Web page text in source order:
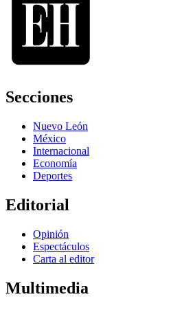
Secciones
Nuevo León
México
Internacional
Economía
Deportes
Editorial
Opinión
Espectáculos
Carta al editor
Multimedia